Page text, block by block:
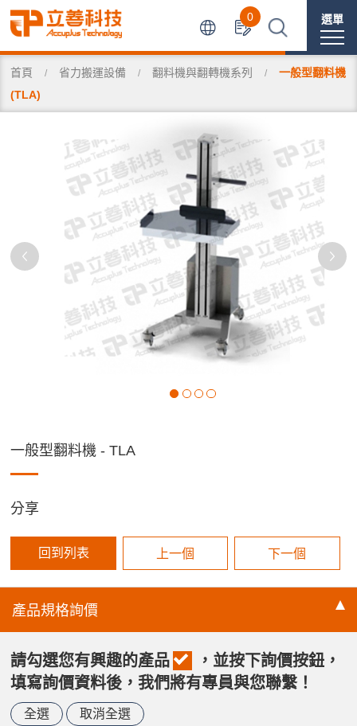
選單
0
首頁 省力搬運設備 翻料機與翻轉機系列
一般型翻料機
(TLA)
一般型翻料機 - TLA
分享
回到列表 上一個 下一個
產品規格詢價
請勾選您有興趣的產品
，並按下詢價按鈕，
填寫詢價資料後，我們將有專員與您聯繫！
全選 取消全選